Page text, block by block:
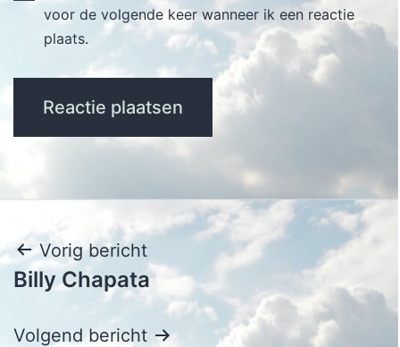
voor de volgende keer wanneer ik een reactie
plaats.
Bericht
navigatie
Vorig bericht
Billy Chapata
Volgend bericht